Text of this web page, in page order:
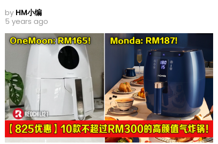
by HM小编
5 years ago